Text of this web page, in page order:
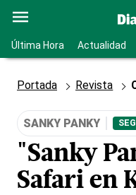
Última Hora Actualidad
Portada Revista
SANKY PANKY
"Sanky
Safari en